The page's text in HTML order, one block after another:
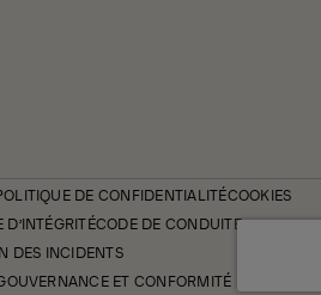
DE CONFIDENTIALITÉCOOKIES
D’INTÉGRITÉCODE DE CONDUITE
DES INCIDENTS
ET CONFORMITÉ